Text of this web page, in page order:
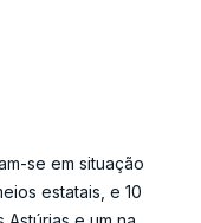
se em situação
estatais, e 10